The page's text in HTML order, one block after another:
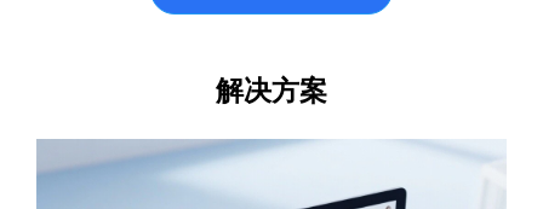
解决方案